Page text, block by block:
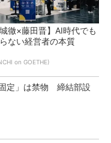
城徹×藤田晋】AI時代でも
ない経営者の本質
on GOETHE)
定」は禁物 締結部設